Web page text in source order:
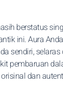
berstatus
ini. Aura
sendiri,
pembaruan
dan